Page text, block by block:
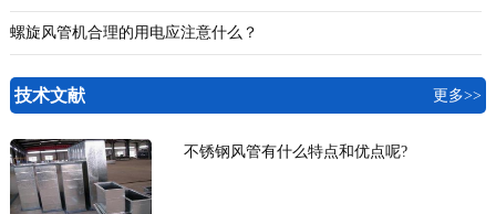
螺旋风管机合理的用电应注意什么？
技术文献 更多>>
不锈钢风管有什么特点和优点呢?